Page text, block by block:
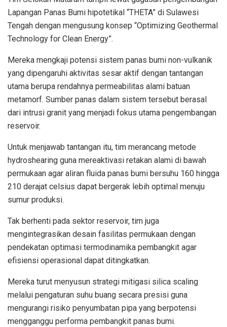
Lapangan Panas Bumi hipotetikal “THETA” di Sulawesi
Tengah dengan mengusung konsep “Optimizing Geothermal
Technology for Clean Energy”.
Mereka mengkaji potensi sistem panas bumi non-vulkanik
yang dipengaruhi aktivitas sesar aktif dengan tantangan
utama berupa rendahnya permeabilitas alami batuan
metamorf. Sumber panas dalam sistem tersebut berasal
dari intrusi granit yang menjadi fokus utama pengembangan
reservoir.
Untuk menjawab tantangan itu, tim merancang metode
hydroshearing guna mereaktivasi retakan alami di bawah
permukaan agar aliran fluida panas bumi bersuhu 160 hingga
210 derajat celsius dapat bergerak lebih optimal menuju
sumur produksi.
Tak berhenti pada sektor reservoir, tim juga
mengintegrasikan desain fasilitas permukaan dengan
pendekatan optimasi termodinamika pembangkit agar
efisiensi operasional dapat ditingkatkan.
Mereka turut menyusun strategi mitigasi silica scaling
melalui pengaturan suhu buang secara presisi guna
mengurangi risiko penyumbatan pipa yang berpotensi
mengganggu performa pembangkit panas bumi.